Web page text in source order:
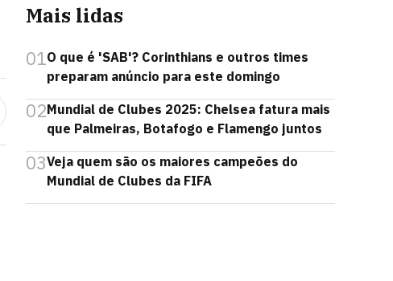
Mais lidas
01O que é 'SAB'? Corinthians e outros times
preparam anúncio para este domingo
02Mundial de Clubes 2025: Chelsea fatura mais
que Palmeiras, Botafogo e Flamengo juntos
03Veja quem são os maiores campeões do
Mundial de Clubes da FIFA